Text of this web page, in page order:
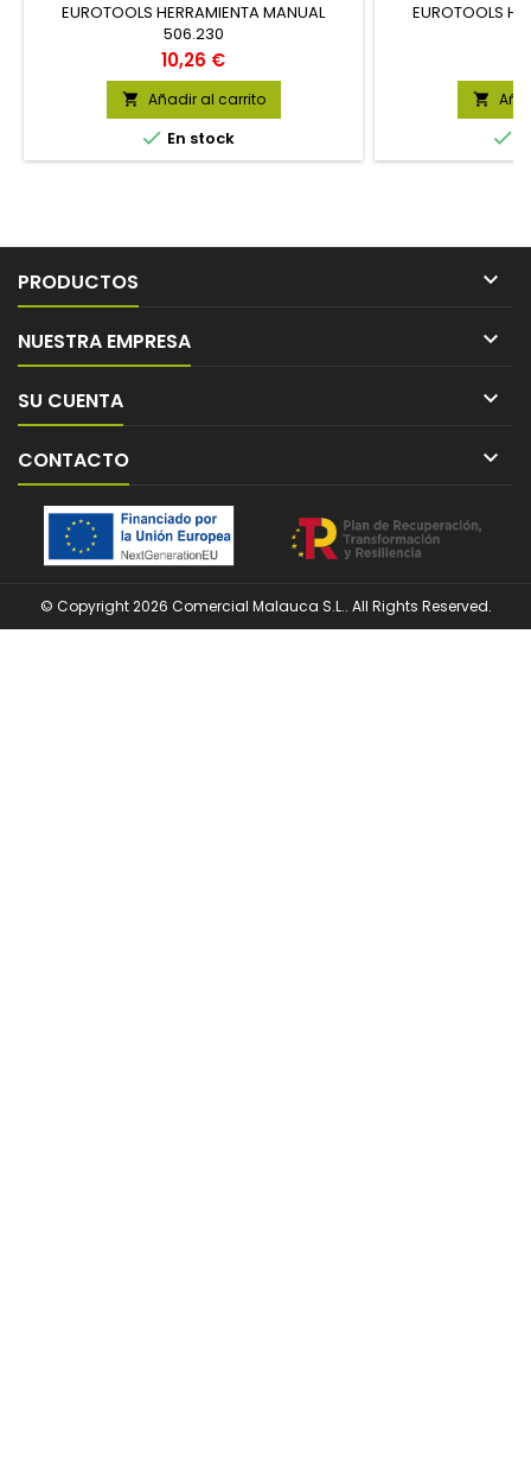
EUROTOOLS HERRAMIENTA MANUAL
506.230
Precio
10,26 €
 Añadir al carrito
 En stock
EUROTOOLS


PRODUCTOS 
NUESTRA EMPRESA 
SU CUENTA 
CONTACTO 
© Copyright 2026 Comercial Malauca S.L.. All Rights Reserved.